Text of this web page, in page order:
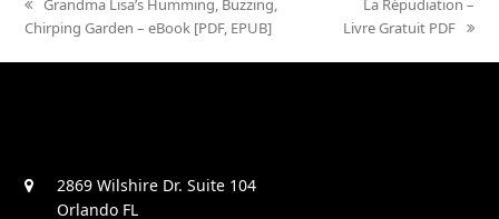
previous
post:
Grandma Lisa’s Humming, Buzzing,
Chirping Garden – eBook [PDF, EPUB]
next
post:
La Répudiation –
Livre Gratuit PDF
2869 Wilshire Dr. Suite 104
Orlando FL